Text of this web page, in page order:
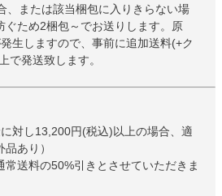
、または該当梱包に入りきらない場
ぐため2梱包～でお送りします。原
生しますので、事前に追加送料(+ク
で発送致します。
対し13,200円(税込)以上の場合、適
あり）
送料の50%引きとさせていただきま